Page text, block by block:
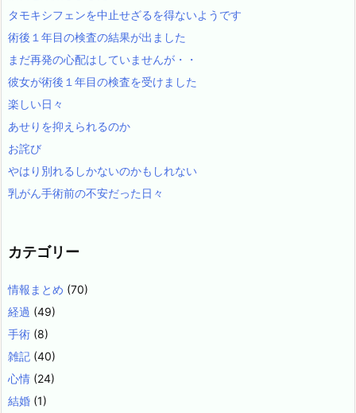
タモキシフェンを中止せざるを得ないようです
術後１年目の検査の結果が出ました
まだ再発の心配はしていませんが・・
彼女が術後１年目の検査を受けました
楽しい日々
あせりを抑えられるのか
お詫び
やはり別れるしかないのかもしれない
乳がん手術前の不安だった日々
カテゴリー
情報まとめ (70)
経過 (49)
手術 (8)
雑記 (40)
心情 (24)
結婚 (1)